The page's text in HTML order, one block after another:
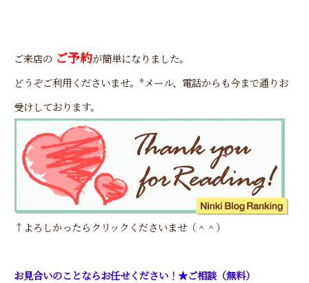
ご来店の ご予約が簡単になりました。
どうぞご利用くださいませ。*メール、電話からも今まで通りお
受けしております。
↑よろしかったらクリックくださいませ（＾＾）
お見合いのことならお任せください！★ご相談（無料）